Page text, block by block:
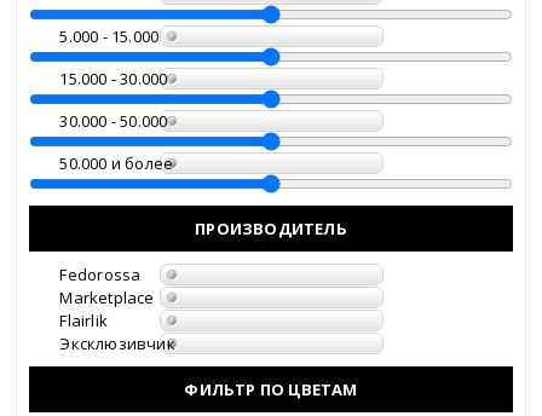
Запорожская область
Ивановская область
Ингушетия
Кабардино-Балкария
Калининградская
область
5.000 - 15.000
15.000 - 30.000
30.000 - 50.000
50.000 и более
ПРОИЗВОДИТЕЛЬ
Fedorossa
Marketplace
Flairlik
Эксклюзивчик
ФИЛЬТР ПО ЦВЕТАМ